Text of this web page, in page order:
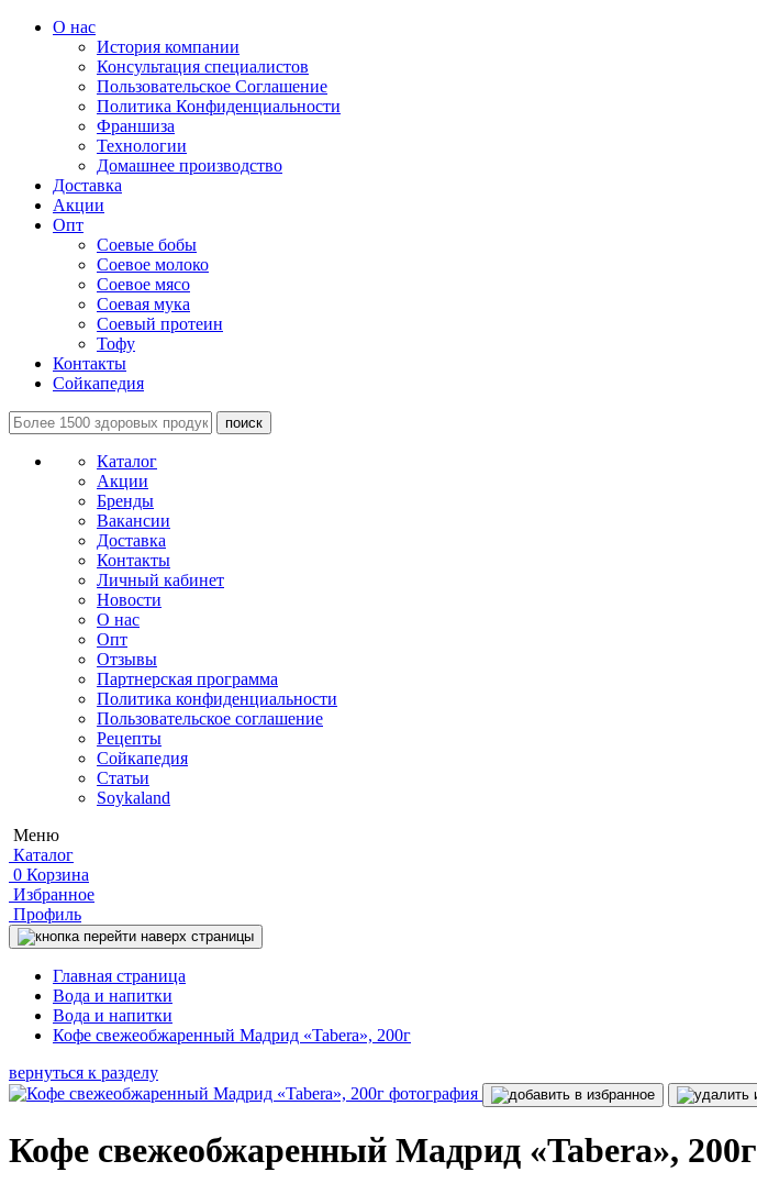
О нас
История компании
Консультация специалистов
Пользовательское Соглашение
Политика Конфиденциальности
Франшиза
Технологии
Домашнее производство
Доставка
Акции
Опт
Соевые бобы
Соевое молоко
Соевое мясо
Соевая мука
Соевый протеин
Тофу
Контакты
Сойкапедия
поиск
Каталог
Акции
Бренды
Вакансии
Доставка
Контакты
Личный кабинет
Новости
О нас
Опт
Отзывы
Партнерская программа
Политика конфиденциальности
Пользовательское соглашение
Рецепты
Сойкапедия
Статьи
Soykaland
Меню
Каталог
0 Корзина
Избранное
Профиль
Главная страница
Вода и напитки
Вода и напитки
Кофе свежеобжаренный Мадрид «Tabera», 200г
вернуться к разделу
Кофе свежеобжаренный Мадрид «Tabera», 200г